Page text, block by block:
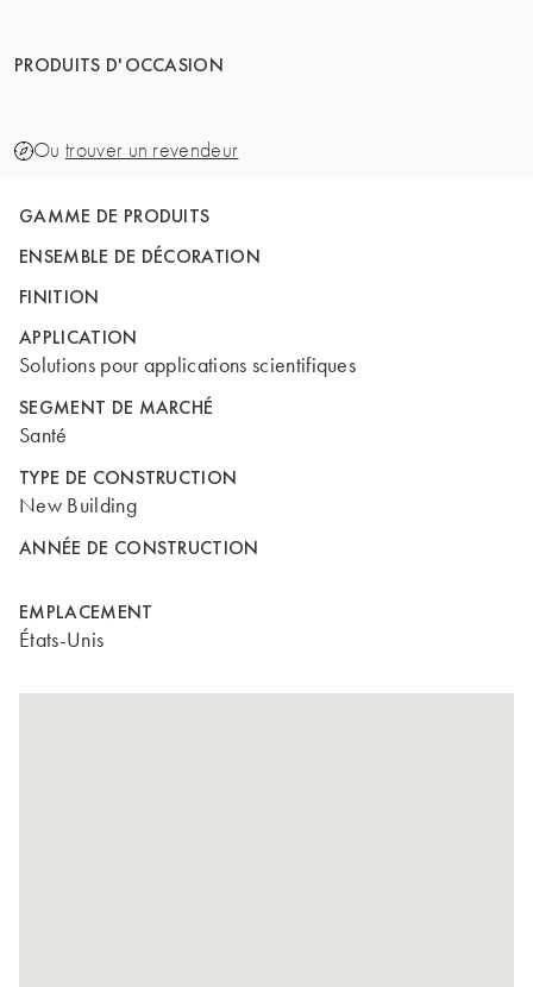
PRODUITS D'OCCASION
Ou trouver un revendeur
GAMME DE PRODUITS
ENSEMBLE DE DÉCORATION
FINITION
APPLICATION
Solutions pour applications scientifiques
SEGMENT DE MARCHÉ
Santé
TYPE DE CONSTRUCTION
New Building
ANNÉE DE CONSTRUCTION
EMPLACEMENT
États-Unis